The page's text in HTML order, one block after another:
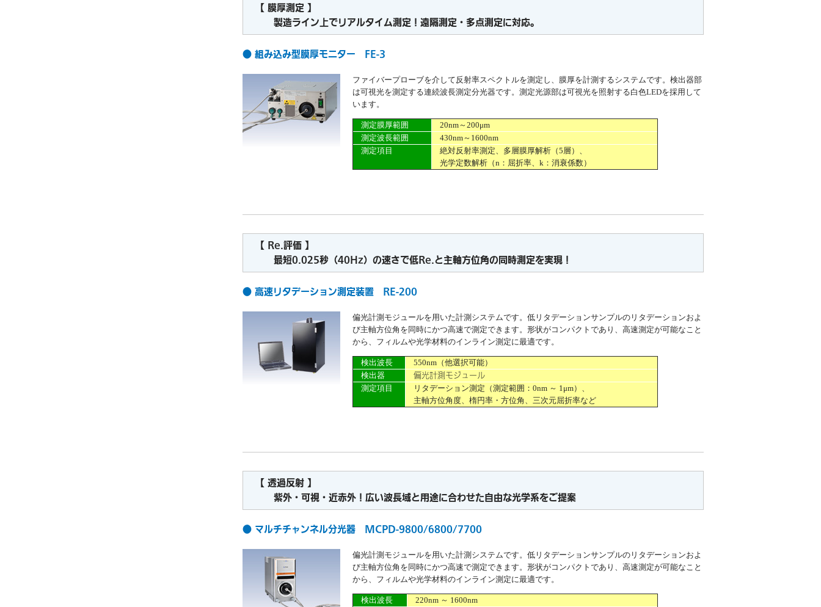
【 膜厚測定 】
製造ライン上でリアルタイム測定！遠隔測定・多点測定に対応。
● 組み込み型膜厚モニター FE-3
ファイバープローブを介して反射率スペクトルを測定し、膜厚を計測するシステムです。検出器部
は可視光を測定する連続波長測定分光器です。測定光源部は可視光を照射する白色LEDを採用して
います。
測定膜厚範囲
20nm～200μm
測定波長範囲
430nm～1600nm
測定項目
絶対反射率測定、多層膜厚解析（5層）、
光学定数解析（n：屈折率、k：消衰係数）
【 Re.評価 】
最短0.025秒（40Hz）の速さで低Re.と主軸方位角の同時測定を実現！
● 高速リタデーション測定装置 RE-200
偏光計測モジュールを用いた計測システムです。低リタデーションサンプルのリタデーションおよ
び主軸方位角を同時にかつ高速で測定できます。形状がコンパクトであり、高速測定が可能なこと
から、フィルムや光学材料のインライン測定に最適です。
検出波長
550nm（他選択可能）
検出器
偏光計測モジュール
測定項目
リタデーション測定（測定範囲：0nm ～ 1μm）、
主軸方位角度、楕円率・方位角、三次元屈折率など
【 透過反射 】
紫外・可視・近赤外！広い波長域と用途に合わせた自由な光学系をご提案
● マルチチャンネル分光器 MCPD-9800/6800/7700
偏光計測モジュールを用いた計測システムです。低リタデーションサンプルのリタデーションおよ
び主軸方位角を同時にかつ高速で測定できます。形状がコンパクトであり、高速測定が可能なこと
から、フィルムや光学材料のインライン測定に最適です。
検出波長
220nm ～ 1600nm